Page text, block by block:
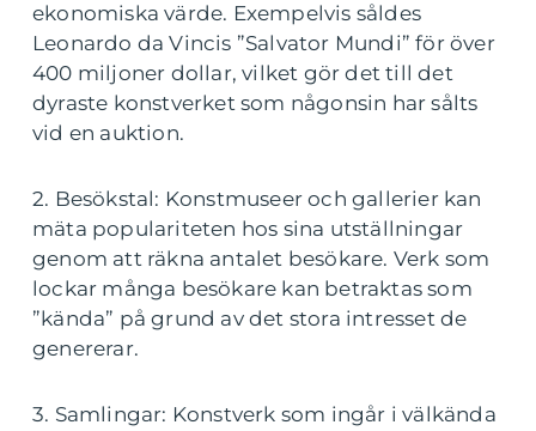
ekonomiska värde. Exempelvis såldes
Leonardo da Vincis ”Salvator Mundi” för över
400 miljoner dollar, vilket gör det till det
dyraste konstverket som någonsin har sålts
vid en auktion.
2. Besökstal: Konstmuseer och gallerier kan
mäta populariteten hos sina utställningar
genom att räkna antalet besökare. Verk som
lockar många besökare kan betraktas som
”kända” på grund av det stora intresset de
genererar.
3. Samlingar: Konstverk som ingår i välkända